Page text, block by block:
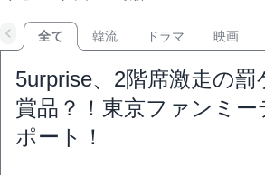
全て 韓流 ドラマ 映画
5urprise、2階席激走の
賞品？！東京ファンミー
ポート！